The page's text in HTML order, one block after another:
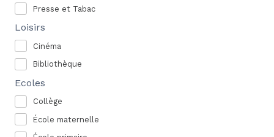
Presse et Tabac
Loisirs
Cinéma
Bibliothèque
Ecoles
Collège
École maternelle